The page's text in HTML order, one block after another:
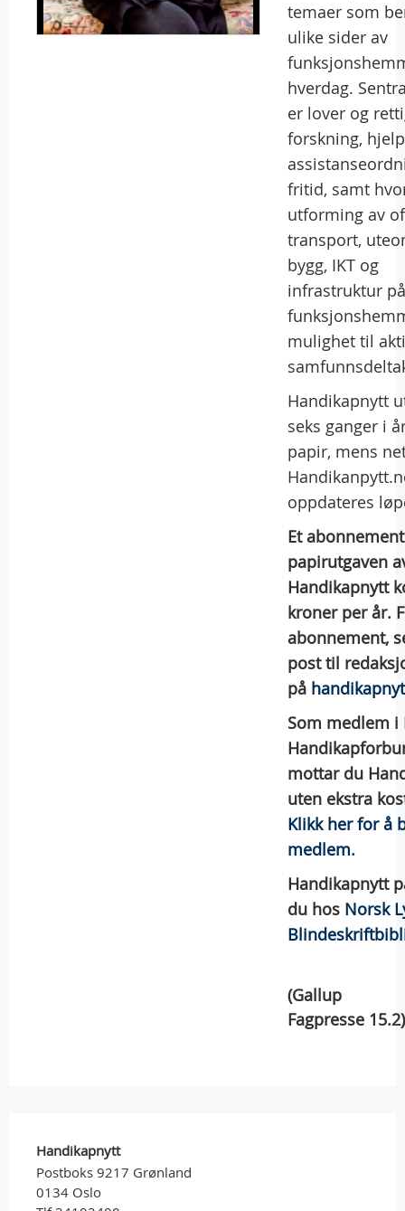
temaer som
ulike sider av
hverdag.
er lover og
forskning,
fritid, samt
utforming av
transport,
bygg, IKT og
infrastruktur
mulighet til
Handikapnytt
seks ganger i
papir, mens
oppdateres
Et
papirutgaven
Handikapnytt
kroner per år.
abonnement,
post til
på
Som medlem i
mottar du
uten ekstra
Klikk her for å
medlem.
Handikapnytt
du hos Norsk
(Gallup
Fagpresse 15.2)
Handikapnytt
Postboks 9217 Grønland
0134 Oslo